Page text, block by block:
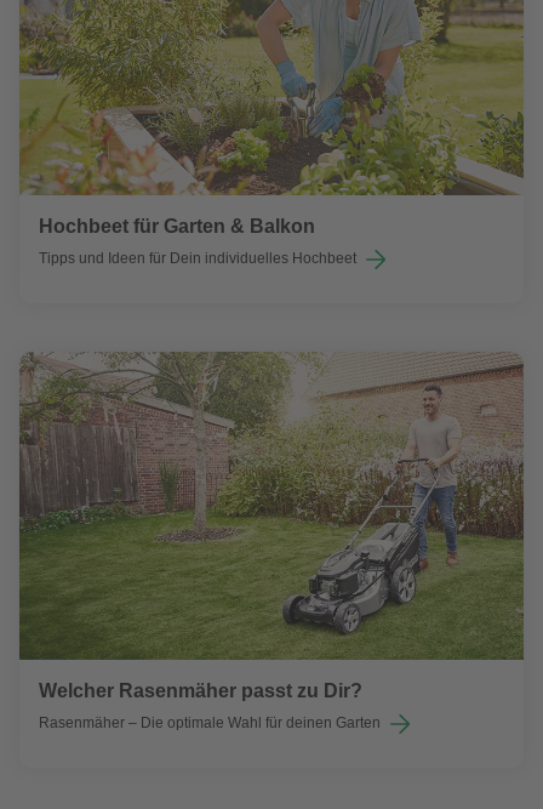
Hochbeet für Garten & Balkon
Tipps und Ideen für Dein individuelles Hochbeet
Welcher Rasenmäher passt zu Dir?
Rasenmäher – Die optimale Wahl für deinen Garten